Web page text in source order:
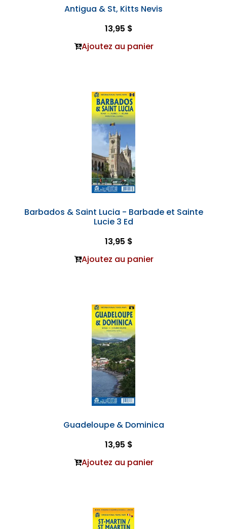
Antigua & St, Kitts Nevis
13,95 $
Ajoutez au panier
Barbados & Saint Lucia - Barbade et Sainte
Lucie 3 Ed
13,95 $
Ajoutez au panier
Guadeloupe & Dominica
13,95 $
Ajoutez au panier